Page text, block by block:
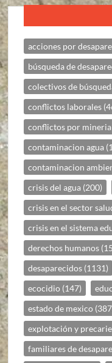
acciones por
búsqueda de
colectivos de
conflictos laborales
conflictos por mineria
contaminacion agua
contaminacion
crisis del agua (200)
crisis en el sector
crisis en el sistema
derechos humanos
desaparecidos (1131)
ecocidio (147)
estado de mexico
explotación y
familiares de